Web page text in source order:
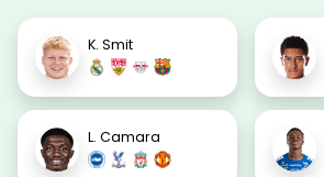
K. Smit
L. Camara